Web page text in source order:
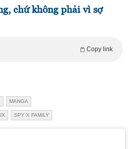
chứ không phải vì sợ
Copy link
MANGA
SPY X FAMILY